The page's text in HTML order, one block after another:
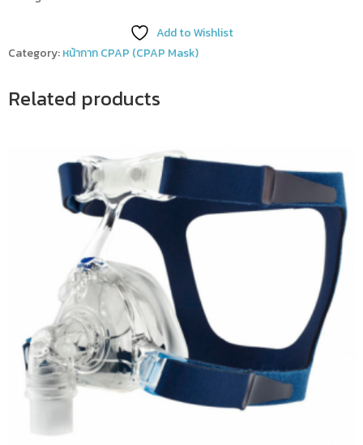
Add to Wishlist
Category:หน้ากาก CPAP (CPAP Mask)
Related products